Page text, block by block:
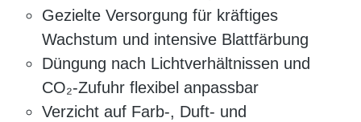
Gezielte Versorgung für kräftiges
Wachstum und intensive Blattfärbung
Düngung nach Lichtverhältnissen und
CO₂-Zufuhr flexibel anpassbar
Verzicht auf Farb-, Duft- und